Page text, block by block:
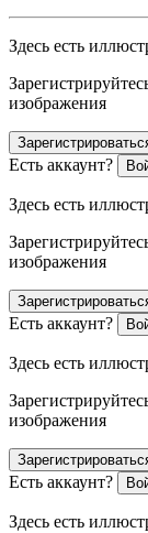
Здесь есть
изображения
Есть аккаунт?
Здесь есть
изображения
Есть аккаунт?
Здесь есть
изображения
Есть аккаунт?
Здесь есть